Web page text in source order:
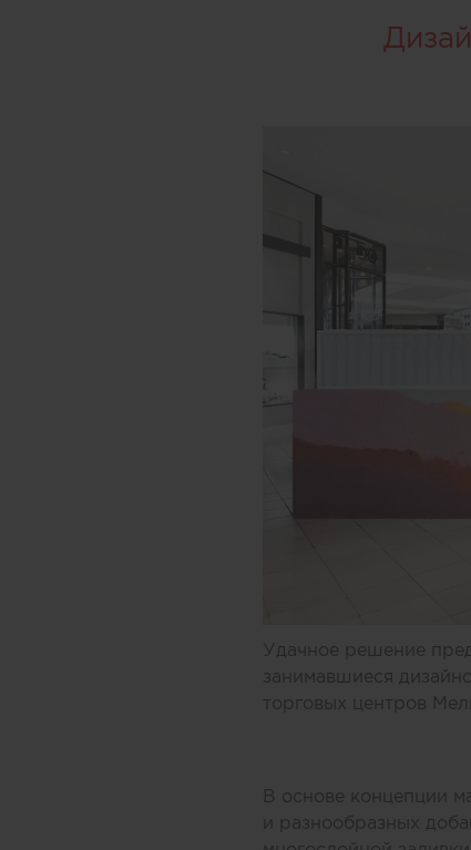
Удачное решение
занимавшиеся
торговых центров
В основе концепции
и разнообразных